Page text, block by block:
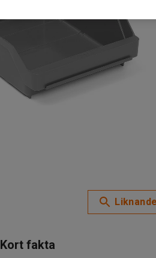
Kort fakta